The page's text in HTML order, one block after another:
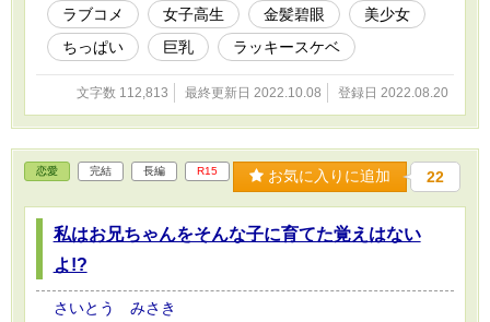
られてからこちらを読んで頂けることを強く推奨させていただきま
す。
ラブコメ 女子高生 金髪碧眼
美少女
ちっぱい
巨乳 ラッキースケベ
文字数 112,813 最終更新日 2022.10.08 登録日 2022.08.20
恋愛 完結 長編 R15 お気に入りに追加 22
私はお兄ちゃんをそんな子に育てた覚えはない
よ!?
さいとう みさき